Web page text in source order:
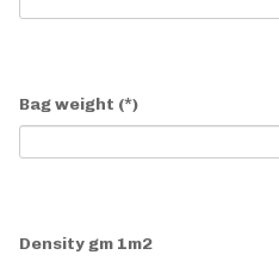
Bag weight (*)
Density gm 1m2